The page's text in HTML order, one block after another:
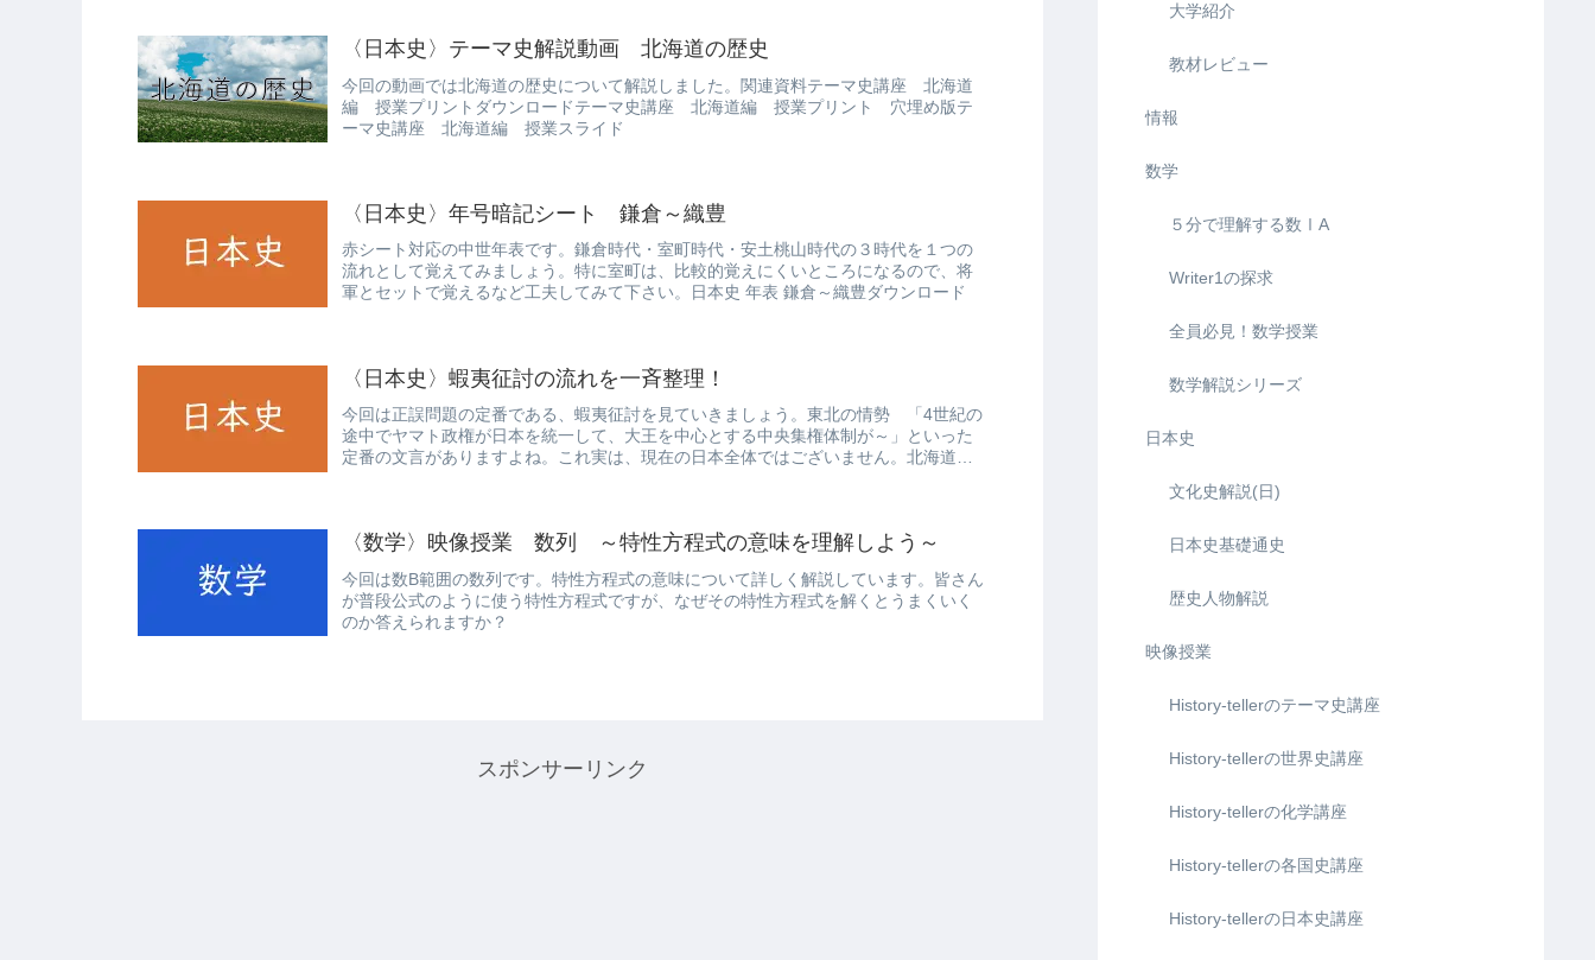
〈日本史〉テーマ史解説動画 北海道の歴史
今回の動画では北海道の歴史について解説しました。関連資料テーマ史講座 北海道
編 授業プリントダウンロードテーマ史講座 北海道編 授業プリント 穴埋め版テ
ーマ史講座 北海道編 授業スライド
〈日本史〉年号暗記シート 鎌倉～織豊
赤シート対応の中世年表です。鎌倉時代・室町時代・安土桃山時代の３時代を１つの
流れとして覚えてみましょう。特に室町は、比較的覚えにくいところになるので、将
軍とセットで覚えるなど工夫してみて下さい。日本史 年表 鎌倉～織豊ダウンロード
〈日本史〉蝦夷征討の流れを一斉整理！
今回は正誤問題の定番である、蝦夷征討を見ていきましょう。東北の情勢 「4世紀の
途中でヤマト政権が日本を統一して、大王を中心とする中央集権体制が～」といった
定番の文言がありますよね。これ実は、現在の日本全体ではございません。北海道と
〈数学〉映像授業 数列 ～特性方程式の意味を理解しよう～
今回は数B範囲の数列です。特性方程式の意味について詳しく解説しています。皆さん
が普段公式のように使う特性方程式ですが、なぜその特性方程式を解くとうまくいく
のか答えられますか？
スポンサーリンク
大学紹介
教材レビュー
情報
数学
５分で理解する数ⅠA
Writer1の探求
全員必見！数学授業
数学解説シリーズ
日本史
文化史解説(日)
日本史基礎通史
歴史人物解説
映像授業
History-tellerのテーマ史講座
History-tellerの世界史講座
History-tellerの化学講座
History-tellerの各国史講座
History-tellerの日本史講座